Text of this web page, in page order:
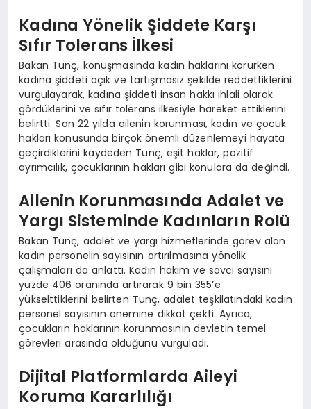
Kadına Yönelik Şiddete Karşı
Sıfır Tolerans İlkesi
Bakan Tunç, konuşmasında kadın haklarını korurken
kadına şiddeti açık ve tartışmasız şekilde reddettiklerini
vurgulayarak, kadına şiddeti insan hakkı ihlali olarak
gördüklerini ve sıfır tolerans ilkesiyle hareket ettiklerini
belirtti. Son 22 yılda ailenin korunması, kadın ve çocuk
hakları konusunda birçok önemli düzenlemeyi hayata
geçirdiklerini kaydeden Tunç, eşit haklar, pozitif
ayrımcılık, çocuklarının hakları gibi konulara da değindi.
Ailenin Korunmasında Adalet ve
Yargı Sisteminde Kadınların Rolü
Bakan Tunç, adalet ve yargı hizmetlerinde görev alan
kadın personelin sayısının artırılmasına yönelik
çalışmaları da anlattı. Kadın hakim ve savcı sayısını
yüzde 406 oranında artırarak 9 bin 355’e
yükselttiklerini belirten Tunç, adalet teşkilatındaki kadın
personel sayısının önemine dikkat çekti. Ayrıca,
çocukların haklarının korunmasının devletin temel
görevleri arasında olduğunu vurguladı.
Dijital Platformlarda Aileyi
Koruma Kararlılığı